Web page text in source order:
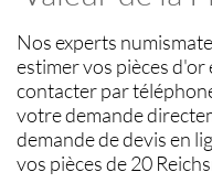
Nos experts
estimer vos pièces d'or
contacter par
votre demande
demande de devis en
vos pièces de 20